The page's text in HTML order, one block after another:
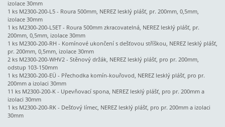
izolace 30mm
1 ks M2300-200-L5 - Roura 500mm, NEREZ lesklý plášť, pr. 200mm, 0,5mm,
izolace 30mm
1 ks M2300-200-L5ET - Roura 500mm zkracovatelná, NEREZ lesklý plášť, pr.
200mm, 0,5mm, izolace 30mm
1 ks M2300-200-RH - Komínové ukončení s dešťovou stříškou, NEREZ lesklý plášť,
pr. 200mm, 0,5mm, izolace 30mm
2 ks M2300-200-WHV2 - Stěnový držák, NEREZ lesklý plášť, pro pr. 200mm,
odstup 103-150mm
1 ks M2300-200-EÜ - Přechodka komín-kouřovod, NEREZ lesklý plášť, pro pr.
200mm a izolaci 30mm
11 ks M2300-200-K - Upevňovací spona, NEREZ lesklý plášť, pro pr. 200mm a
izolaci 30mm
1 ks M2300-200-RK - Dešťový límec, NEREZ lesklý plášť, pro pr. 200mm a izolaci
30mm